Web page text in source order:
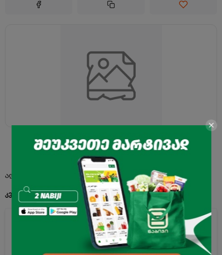
აღწერა
კვებითი ღირებულება 100გ. პროდუქტში:
ენერგეტიკული ღირებულება 169კკალ